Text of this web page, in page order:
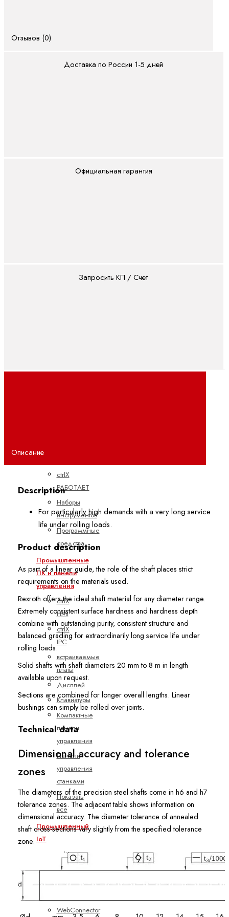
(IP20)
двигатели
ILC -
ctrlX
РАБОТАЕТ
Наборы
инструментов
Программные
средства
Промышленные
ПК и панели
управления
ctrlX
HMI
ctrlX
IPC
встраиваемые
платы
Дисплей
Клавиатуры
Компактные
панели
управления
Панели
управления
станками
Показать
все
Промышленный
IoT
ctrlX
IOT
IoT
WebConnector
Отзывов (0)
Доставка по России 1-5 дней
Официальная гарантия
Запросить КП / Счет
Описание
Description
For particularly high demands with a very long service
life under rolling loads.
Product description
As part of a linear guide, the role of the shaft places strict
requirements on the materials used.
Rexroth offers the ideal shaft material for any diameter range.
Extremely consistent surface hardness and hardness depth
combine with outstanding purity, consistent structure and
balanced grading for extraordinarily long service life under
rolling loads.
Solid shafts with shaft diameters 20 mm to 8 m in length
available upon request.
Sections are combined for longer overall lengths. Linear
bushings can simply be rolled over joints.
Technical data
Dimensional accuracy and tolerance
zones
The diameters of the precision steel shafts come in h6 and h7
tolerance zones. The adjacent table shows information on
dimensional accuracy. The diameter tolerance of annealed
shaft cross-sections vary slightly from the specified tolerance
zone.